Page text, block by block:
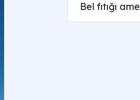
Bel fıtığı